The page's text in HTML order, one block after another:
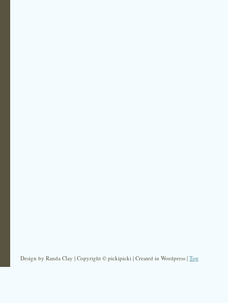
Design by Randa Clay | Copyright © pickipicki | Created in Wordpress | Top